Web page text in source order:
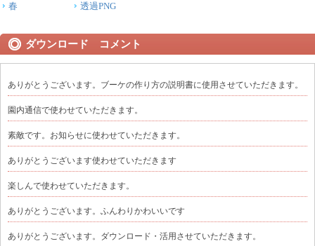
春
透過PNG
ダウンロード コメント
ありがとうございます。ブーケの作り方の説明書に使用させていただきます。
園内通信で使わせていただきます。
素敵です。お知らせに使わせていただきます。
ありがとうございます使わせていただきます
楽しんで使わせていただきます。
ありがとうございます。ふんわりかわいいです
ありがとうございます。ダウンロード・活用させていただきます。